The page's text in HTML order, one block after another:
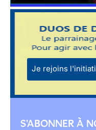
Je rejoins
S'ABONNER À